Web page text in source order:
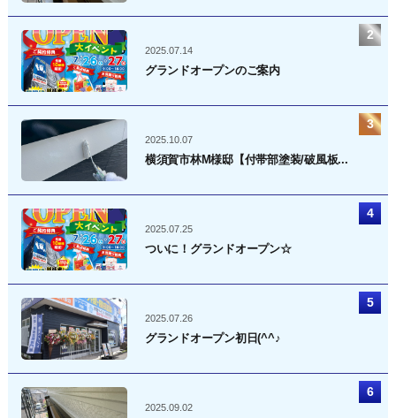
2025.07.14
グランドオープンのご案内
2025.10.07
横須賀市林M様邸【付帯部塗装/破風板...
2025.07.25
ついに！グランドオープン☆
2025.07.26
グランドオープン初日(^^♪
2025.09.02